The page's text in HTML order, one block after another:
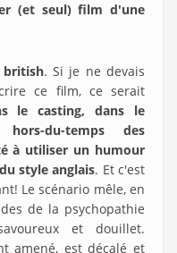
(et seul) film d'une
. Si je ne devais
ce film, ce serait
le casting, dans le
du-temps des
à utiliser un humour
style anglais. Et c'est
Le scénario mêle, en
de la psychopathie
et douillet.
amené, est décalé et